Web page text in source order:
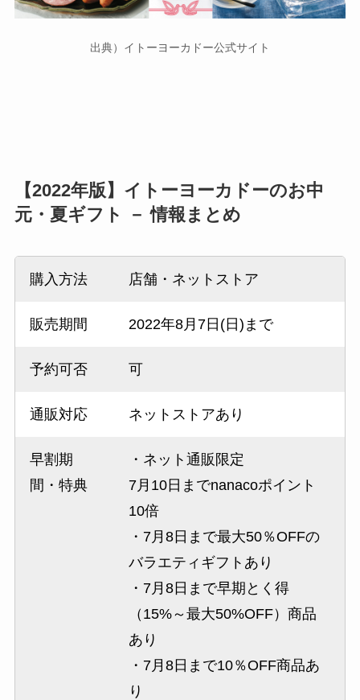
出典）イトーヨーカドー公式サイト
【2022年版】イトーヨーカドーのお中
元・夏ギフト － 情報まとめ
購入方法 店舗・ネットストア
販売期間 2022年8月7日(日)まで
予約可否 可
通販対応 ネットストアあり
早割期
間・特典
・ネット通販限定
7月10日までnanacoポイント
10倍
・7月8日まで最大50％OFFの
バラエティギフトあり
・7月8日まで早期とく得
（15%～最大50%OFF）商品
あり
・7月8日まで10％OFF商品あ
り